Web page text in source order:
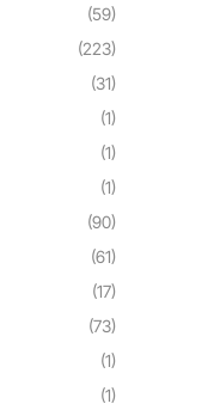
(59)
(223)
(31)
(1)
(1)
(1)
(90)
(61)
(17)
(73)
(1)
(1)